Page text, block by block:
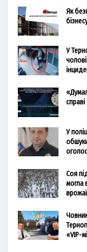
Як
У
У
Соя
могла
врожаї
«VIP-